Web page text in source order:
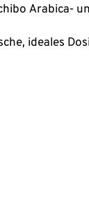
Arabica-
ideales